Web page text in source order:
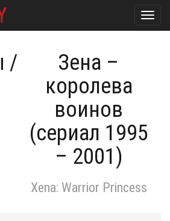
/
Зена –
королева
воинов
(сериал 1995
– 2001)
Xena: Warrior Princess